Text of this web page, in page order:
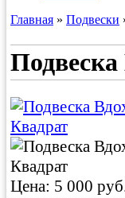
Главная » Подвески
Цена: 5 000